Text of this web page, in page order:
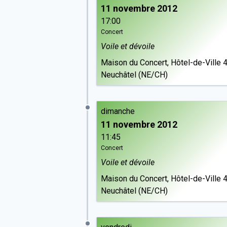
11 novembre 2012
17:00
Concert
Voile et dévoile
Maison du Concert, Hôtel-de-Ville 4
Neuchâtel (NE/CH)
dimanche
11 novembre 2012
11:45
Concert
Voile et dévoile
Maison du Concert, Hôtel-de-Ville 4
Neuchâtel (NE/CH)